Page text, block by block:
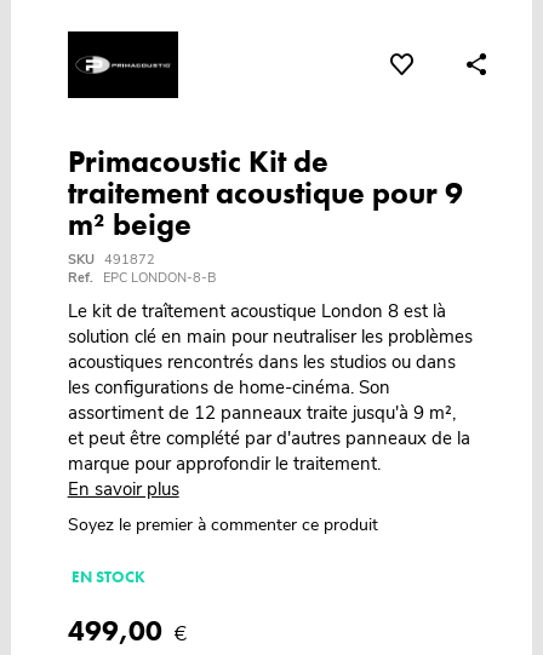
Primacoustic Kit de
traitement acoustique pour 9
m² beige
SKU 491872
Ref.
EPC LONDON-8-B
Le kit de traîtement acoustique London 8 est là
solution clé en main pour neutraliser les problèmes
acoustiques rencontrés dans les studios ou dans
les configurations de home-cinéma. Son
assortiment de 12 panneaux traite jusqu'à 9 m²,
et peut être complété par d'autres panneaux de la
marque pour approfondir le traitement.
En savoir plus
Soyez le premier à commenter ce produit
EN STOCK
499,00 €